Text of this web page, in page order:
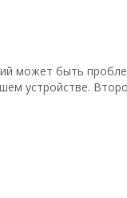
может быть
устройстве.